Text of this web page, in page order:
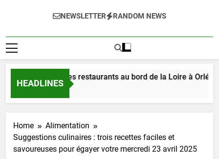
NEWSLETTER RANDOM NEWS
HEADLINES
les délices des restaurants au bord de la Loire à Orléans en
Home
Alimentation
Suggestions culinaires : trois recettes faciles et
savoureuses pour égayer votre mercredi 23 avril 2025